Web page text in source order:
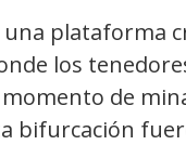
una plataforma
los
de
bifurcación